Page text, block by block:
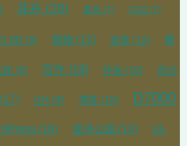
花卉 (29) 黄米 (7) CO2 (7)
1.8D (9) 植物 (13) 迷螯 (12) 樱
床 (8) 写作 (19) 环保 (10) 风光
(17) GH (9) 博客 (10)
D7000
(16) 迎泽公园 (13) 24-